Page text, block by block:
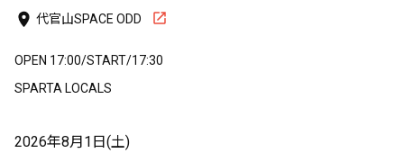
代官山SPACE ODD
OPEN 17:00/START/17:30
SPARTA LOCALS
2026年8月1日(土)